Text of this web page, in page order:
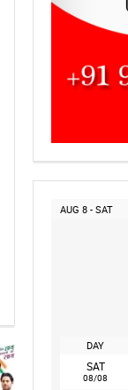
AUG 8 - SAT
DAY
SAT
08/08